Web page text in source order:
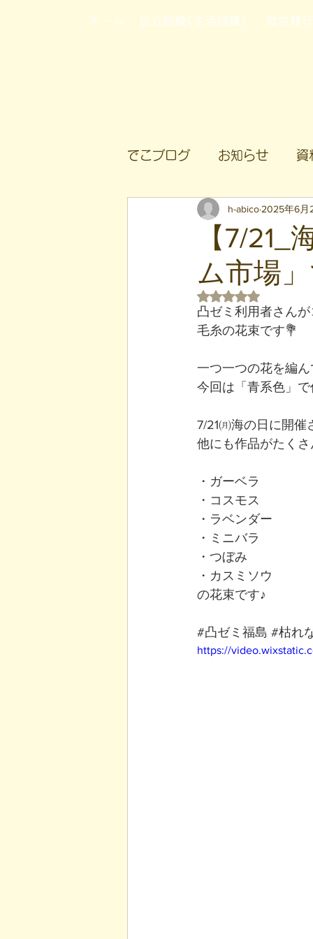
ホーム 自立訓練(生活訓練) 就労移
でこブログ お知らせ 資
【7/
ム市場
h-abico 2025年6月
5つ星のうちNaN
凸ゼミ利用者さん
毛糸の花束です💐
一つ一つの花を編
今回は「青系色」
7/21㈪海の日に開
他にも作品がたく
・ガーベラ
・コスモス
・ラベンダー
・ミニバラ
・つぼみ
・カスミソウ
の花束です♪
#凸ゼミ福島 #枯れ
https://